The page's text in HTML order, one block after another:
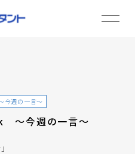
週の一言～
今週の一言～